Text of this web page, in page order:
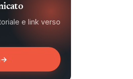
e link verso
→